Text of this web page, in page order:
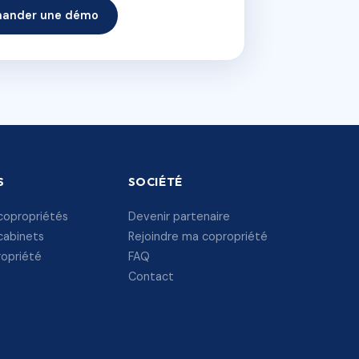
une démo
SOCIÉTÉ
Devenir partenaire
Rejoindre ma copropriété
FAQ
Contact